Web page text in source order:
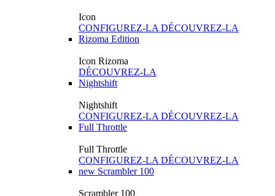
Icon
CONFIGUREZ-LA DÉCOUVREZ-LA
Rizoma Edition
Icon Rizoma
DÉCOUVREZ-LA
Nightshift
Nightshift
CONFIGUREZ-LA DÉCOUVREZ-LA
Full Throttle
Full Throttle
CONFIGUREZ-LA DÉCOUVREZ-LA
new Scrambler 100
Scrambler 100